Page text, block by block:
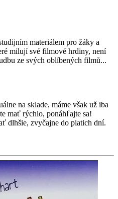
materiálem pro žáky a
milují své filmové hrdiny, není
ze svých oblíbených filmů...
na sklade, máme však už iba
mať rýchlo, ponáhľajte sa!
dlhšie, zvyčajne do piatich dní.